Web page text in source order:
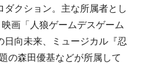
クション。主な所属者とし
画「人狼ゲームデスゲーム
向未来、ミュージカル『忍
の森田優基などが所属して